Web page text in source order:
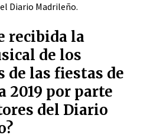
Diario Madrileño.
recibida la
de los
de las fiestas de
2019 por parte
del Diario